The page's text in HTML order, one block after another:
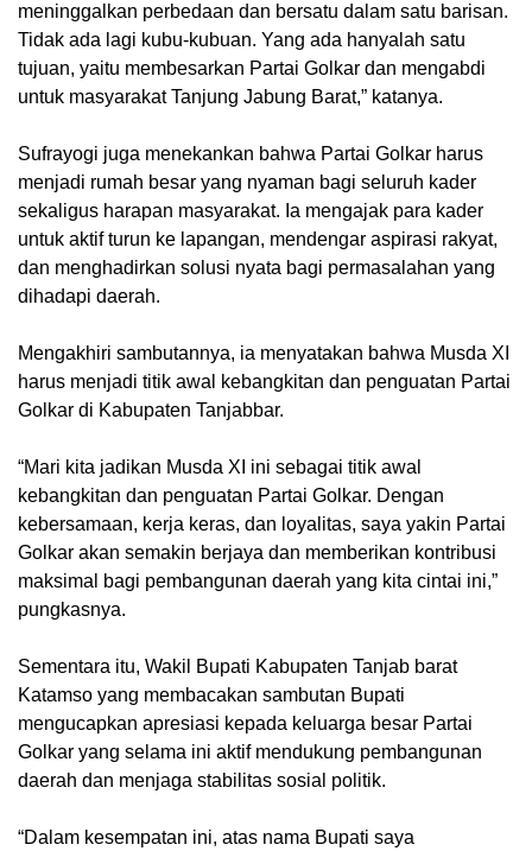
meninggalkan perbedaan dan bersatu dalam satu barisan.
Tidak ada lagi kubu-kubuan. Yang ada hanyalah satu
tujuan, yaitu membesarkan Partai Golkar dan mengabdi
untuk masyarakat Tanjung Jabung Barat,” katanya.
Sufrayogi juga menekankan bahwa Partai Golkar harus
menjadi rumah besar yang nyaman bagi seluruh kader
sekaligus harapan masyarakat. Ia mengajak para kader
untuk aktif turun ke lapangan, mendengar aspirasi rakyat,
dan menghadirkan solusi nyata bagi permasalahan yang
dihadapi daerah.
Mengakhiri sambutannya, ia menyatakan bahwa Musda XI
harus menjadi titik awal kebangkitan dan penguatan Partai
Golkar di Kabupaten Tanjabbar.
“Mari kita jadikan Musda XI ini sebagai titik awal
kebangkitan dan penguatan Partai Golkar. Dengan
kebersamaan, kerja keras, dan loyalitas, saya yakin Partai
Golkar akan semakin berjaya dan memberikan kontribusi
maksimal bagi pembangunan daerah yang kita cintai ini,”
pungkasnya.
Sementara itu, Wakil Bupati Kabupaten Tanjab barat
Katamso yang membacakan sambutan Bupati
mengucapkan apresiasi kepada keluarga besar Partai
Golkar yang selama ini aktif mendukung pembangunan
daerah dan menjaga stabilitas sosial politik.
“Dalam kesempatan ini, atas nama Bupati saya